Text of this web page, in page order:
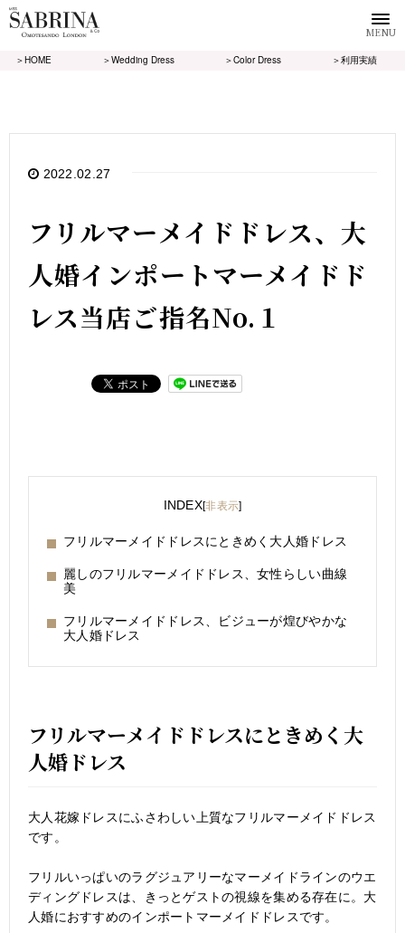
MENU
＞HOME ＞Wedding Dress ＞Color Dress ＞利用実績
2022.02.27
フリルマーメイドドレス、大
人婚インポートマーメイドド
レス当店ご指名No.１
INDEX[非表示]
フリルマーメイドドレスにときめく大人婚ドレス
麗しのフリルマーメイドドレス、女性らしい曲線
美
フリルマーメイドドレス、ビジューが煌びやかな
大人婚ドレス
フリルマーメイドドレスにときめく大
人婚ドレス
大人花嫁ドレスにふさわしい上質なフリルマーメイドドレス
です。
フリルいっぱいのラグジュアリーなマーメイドラインのウエ
ディングドレスは、きっとゲストの視線を集める存在に。大
人婚におすすめのインポートマーメイドドレスです。